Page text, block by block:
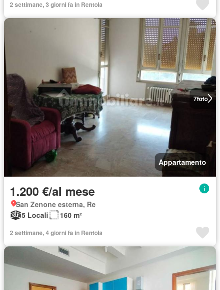
2 settimane, 3 giorni fa in Rentola
7foto
Appartamento
1.200 €/al mese
San Zenone esterna, Re
5 Locali
160 m²
2 settimane, 4 giorni fa in Rentola